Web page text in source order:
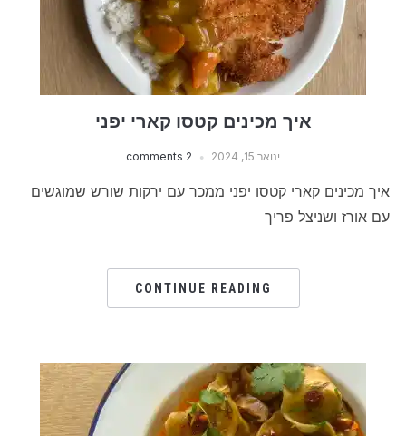
איך מכינים קטסו קארי יפני
ינואר 15, 2024 2 comments
איך מכינים קארי קטסו יפני ממכר עם ירקות שורש שמוגשים
עם אורז ושניצל פריך
CONTINUE READING